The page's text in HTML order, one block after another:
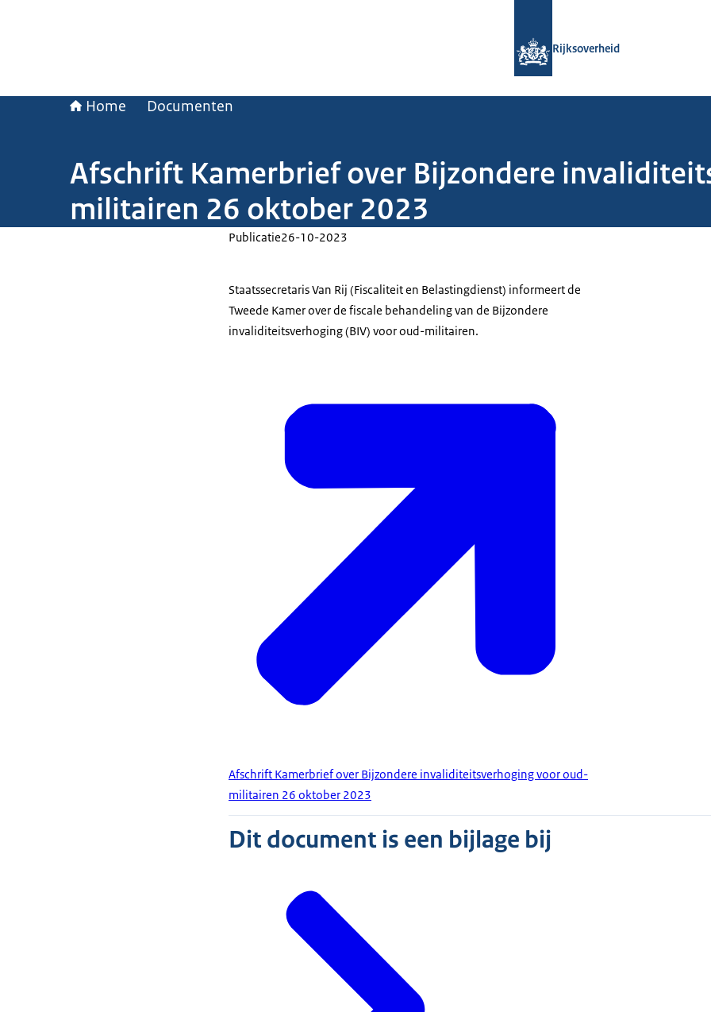
Rijksoverheid
Home Documenten
Afschrift Kamerbrief over Bijzondere
militairen 26 oktober 2023
Publicatie26-10-2023
Staatssecretaris Van Rij (Fiscaliteit en Belastingdienst) informeert de
Tweede Kamer over de fiscale behandeling van de Bijzondere
invaliditeitsverhoging (BIV) voor oud-militairen.
Afschrift Kamerbrief over Bijzondere invaliditeitsverhoging voor oud-
militairen 26 oktober 2023
Dit document is een bijlage bij